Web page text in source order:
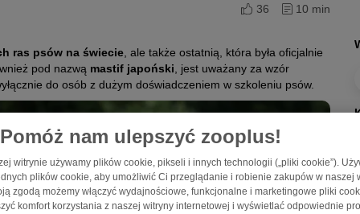
36 10 min
ras psów na świecie , ale także ostatnią, która była oficjalnie
pod nazwą mastif japoński , jest uważany za wzór
do osób z dużym doświadczeniem w szkoleniu psów.
Pomóż nam ulepszyć zooplus!
witrynie używamy plików cookie, pikseli i innych technologii („pliki cookie”).
plików cookie, aby umożliwić Ci przeglądanie i robienie zakupów w naszej
zgodą możemy włączyć wydajnościowe, funkcjonalne i marketingowe pliki
komfort korzystania z naszej witryny internetowej i wyświetlać odpowiednie